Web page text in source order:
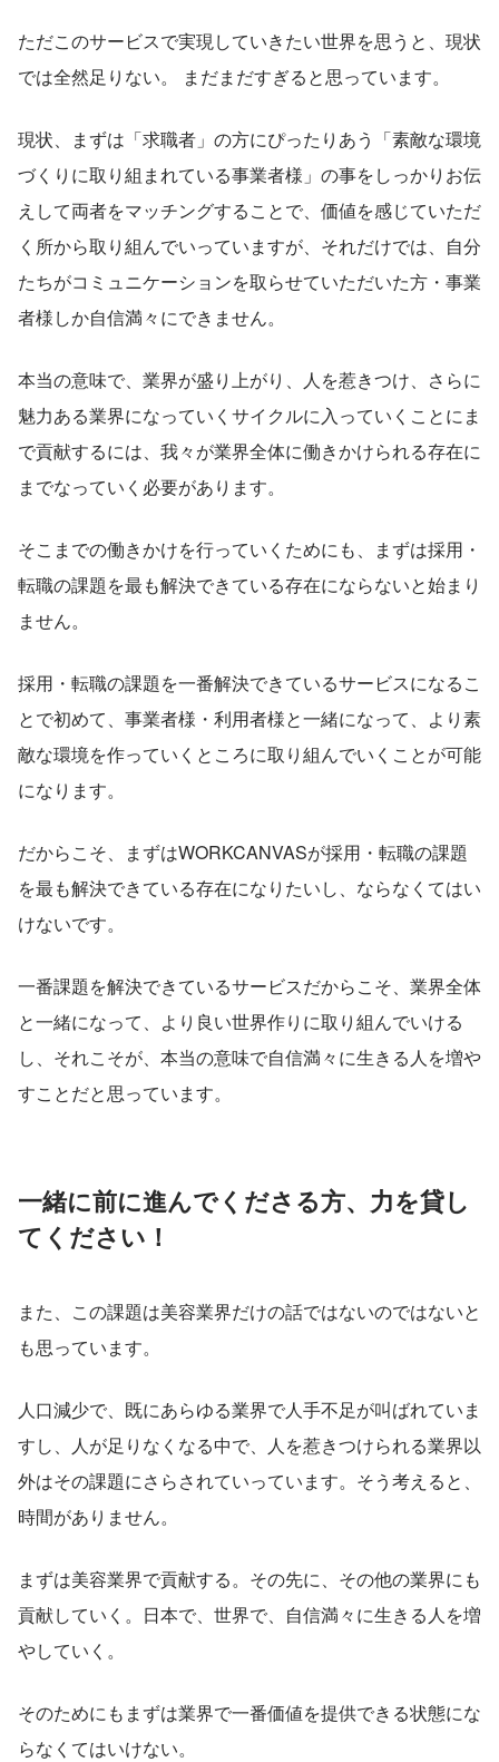
ただこのサービスで実現していきたい世界を思うと、現状
では全然足りない。 まだまだすぎると思っています。
現状、まずは「求職者」の方にぴったりあう「素敵な環境
づくりに取り組まれている事業者様」の事をしっかりお伝
えして両者をマッチングすることで、価値を感じていただ
く所から取り組んでいっていますが、それだけでは、自分
たちがコミュニケーションを取らせていただいた方・事業
者様しか自信満々にできません。
本当の意味で、業界が盛り上がり、人を惹きつけ、さらに
魅力ある業界になっていくサイクルに入っていくことにま
で貢献するには、我々が業界全体に働きかけられる存在に
までなっていく必要があります。
そこまでの働きかけを行っていくためにも、まずは採用・
転職の課題を最も解決できている存在にならないと始まり
ません。
採用・転職の課題を一番解決できているサービスになるこ
とで初めて、事業者様・利用者様と一緒になって、より素
敵な環境を作っていくところに取り組んでいくことが可能
になります。
だからこそ、まずはWORKCANVASが採用・転職の課題
を最も解決できている存在になりたいし、ならなくてはい
けないです。
一番課題を解決できているサービスだからこそ、業界全体
と一緒になって、より良い世界作りに取り組んでいける
し、それこそが、本当の意味で自信満々に生きる人を増や
すことだと思っています。
一緒に前に進んでくださる方、力を貸し
てください！
また、この課題は美容業界だけの話ではないのではないと
も思っています。
人口減少で、既にあらゆる業界で人手不足が叫ばれていま
すし、人が足りなくなる中で、人を惹きつけられる業界以
外はその課題にさらされていっています。そう考えると、
時間がありません。
まずは美容業界で貢献する。その先に、その他の業界にも
貢献していく。日本で、世界で、自信満々に生きる人を増
やしていく。
そのためにもまずは業界で一番価値を提供できる状態にな
らなくてはいけない。